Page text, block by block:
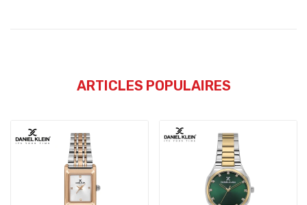
ARTICLES POPULAIRES